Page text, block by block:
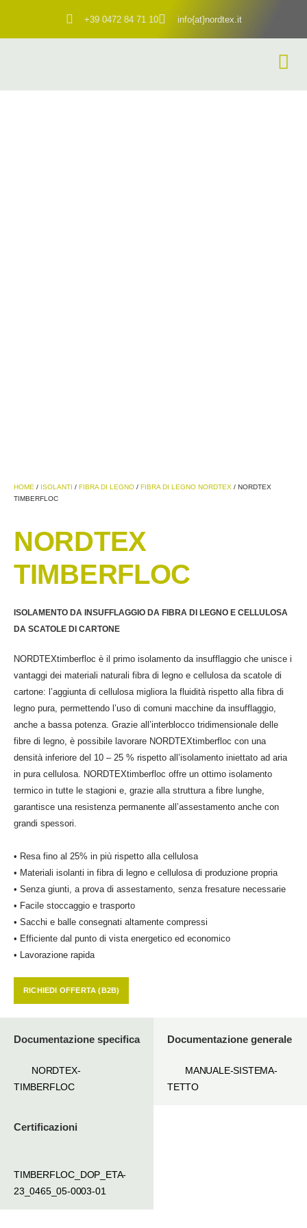
+39 0472 84 71 10 info{at}nordtex.it
HOME / ISOLANTI / FIBRA DI LEGNO / FIBRA DI LEGNO NORDTEX / NORDTEX
TIMBERFLOC
NORDTEX
TIMBERFLOC
ISOLAMENTO DA INSUFFLAGGIO DA FIBRA DI LEGNO E CELLULOSA
DA SCATOLE DI CARTONE
NORDTEXtimberfloc è il primo isolamento da insufflaggio che unisce i
vantaggi dei materiali naturali fibra di legno e cellulosa da scatole di
cartone: l’aggiunta di cellulosa migliora la fluidità rispetto alla fibra di
legno pura, permettendo l’uso di comuni macchine da insufflaggio,
anche a bassa potenza. Grazie all’interblocco tridimensionale delle
fibre di legno, è possibile lavorare NORDTEXtimberfloc con una
densità inferiore del 10 – 25 % rispetto all’isolamento iniettato ad aria
in pura cellulosa. NORDTEXtimberfloc offre un ottimo isolamento
termico in tutte le stagioni e, grazie alla struttura a fibre lunghe,
garantisce una resistenza permanente all’assestamento anche con
grandi spessori.
• Resa fino al 25% in più rispetto alla cellulosa
• Materiali isolanti in fibra di legno e cellulosa di produzione propria
• Senza giunti, a prova di assestamento, senza fresature necessarie
• Facile stoccaggio e trasporto
• Sacchi e balle consegnati altamente compressi
• Efficiente dal punto di vista energetico ed economico
• Lavorazione rapida
RICHIEDI OFFERTA (B2B)
Documentazione specifica
NORDTEX-
TIMBERFLOC
Documentazione generale
MANUALE-SISTEMA-
TETTO
Certificazioni
TIMBERFLOC_DOP_ETA-
23_0465_05-0003-01